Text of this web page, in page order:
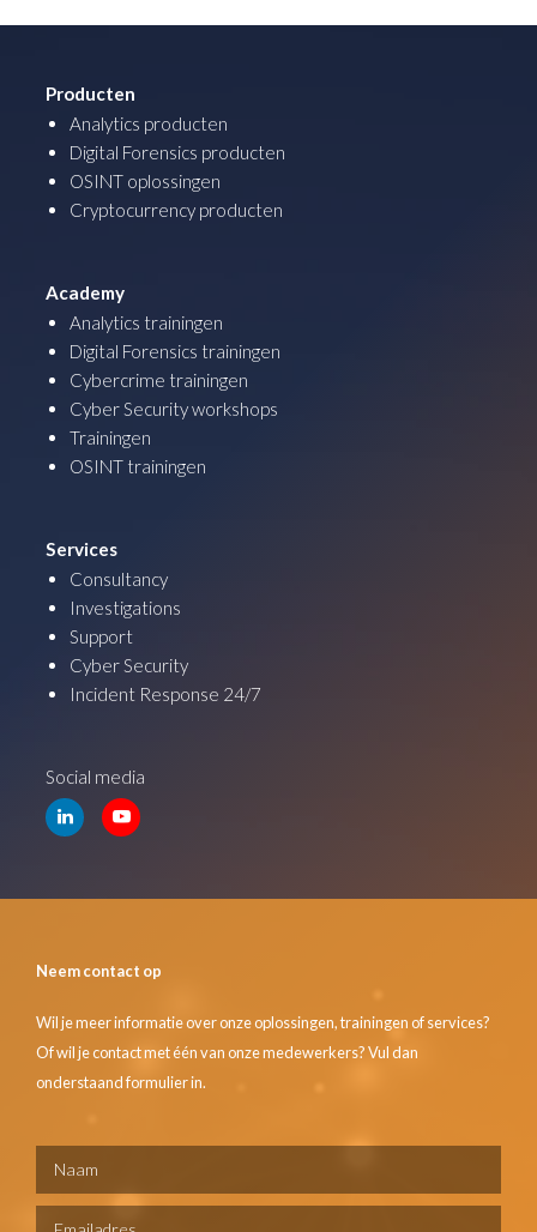
Producten
Analytics producten
Digital Forensics producten
OSINT oplossingen
Cryptocurrency producten
Academy
Analytics trainingen
Digital Forensics trainingen
Cybercrime trainingen
Cyber Security workshops
Trainingen
OSINT trainingen
Services
Consultancy
Investigations
Support
Cyber Security
Incident Response 24/7
Social media
Neem contact op
Wil je meer informatie over onze oplossingen, trainingen of services?
Of wil je contact met één van onze medewerkers? Vul dan
onderstaand formulier in.